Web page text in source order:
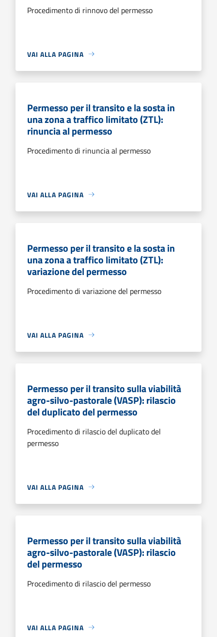
Procedimento di rinnovo del permesso
VAI ALLA PAGINA
Permesso per il transito e la sosta in
una zona a traffico limitato (ZTL):
rinuncia al permesso
Procedimento di rinuncia al permesso
VAI ALLA PAGINA
Permesso per il transito e la sosta in
una zona a traffico limitato (ZTL):
variazione del permesso
Procedimento di variazione del permesso
VAI ALLA PAGINA
Permesso per il transito sulla viabilità
agro-silvo-pastorale (VASP): rilascio
del duplicato del permesso
Procedimento di rilascio del duplicato del
permesso
VAI ALLA PAGINA
Permesso per il transito sulla viabilità
agro-silvo-pastorale (VASP): rilascio
del permesso
Procedimento di rilascio del permesso
VAI ALLA PAGINA